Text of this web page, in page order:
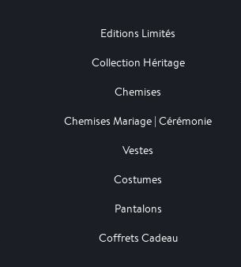
Editions Limités
Collection Héritage
Chemises
Chemises Mariage | Cérémonie
Vestes
Costumes
Pantalons
Coffrets Cadeau